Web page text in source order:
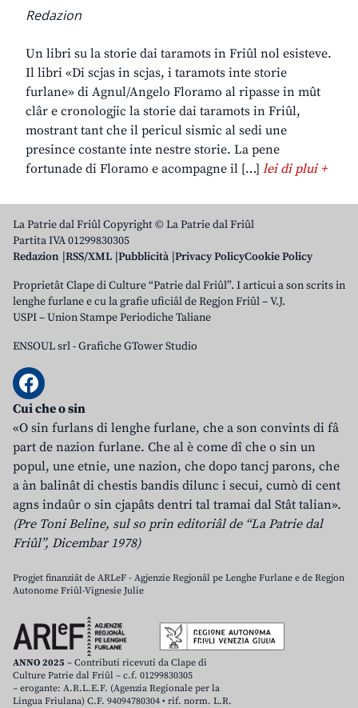
Redazion
Un libri su la storie dai taramots in Friûl nol esisteve.
Il libri «Di scjas in scjas, i taramots inte storie
furlane» di Agnul/Angelo Floramo al ripasse in mût
clâr e cronologjic la storie dai taramots in Friûl,
mostrant tant che il pericul sismic al sedi une
presince costante inte nestre storie. La pene
fortunade di Floramo e acompagne il […] lei di plui +
La Patrie dal Friûl Copyright © La Patrie dal Friûl
Partita IVA 01299830305
Redazion RSS/XML Pubblicità Privacy PolicyCookie Policy
Proprietât Clape di Culture “Patrie dal Friûl”. I articui a son scrits in
lenghe furlane e cu la grafie uficiâl de Regjon Friûl – V.J.
USPI – Union Stampe Periodiche Taliane
ENSOUL srl-Grafiche GTower Studio
Cui che o sin
«O sin furlans di lenghe furlane, che a son convints di fâ
part de nazion furlane. Che al è come dî che o sin un
popul, une etnie, une nazion, che dopo tancj parons, che
a àn balinât di chestis bandis dilunc i secui, cumò di cent
agns indaûr o sin cjapâts dentri tal tramai dal Stât talian».
(Pre Toni Beline, sul so prin editoriâl de “La Patrie dal
Friûl”, Dicembar 1978)
Progjet finanziât de ARLeF - Agjenzie Regjonâl pe Lenghe Furlane e de Regjon
Autonome Friûl-Vignesie Julie
ANNO 2025 – Contributi ricevuti da Clape di
Culture Patrie dal Friûl – c.f. 01299830305
– erogante: A.R.L.E.F. (Agenzia Regionale per la
Lingua Friulana) C.F. 94094780304 • rif. norm. L.R.